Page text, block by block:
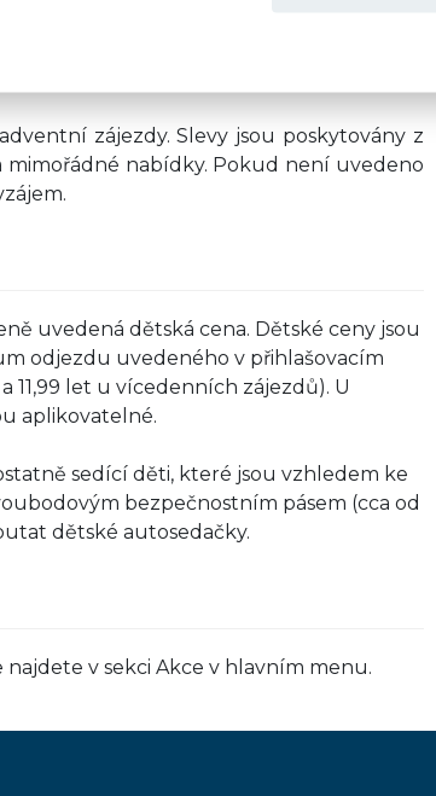
ceny. Zbylých 50% je pak nutno uhradit
zájezdy. Slevy jsou poskytovány z
mimořádné nabídky. Pokud není uvedeno
uvedená dětská cena. Dětské ceny jsou
odjezdu uvedeného v přihlašovacím
11,99 let u vícedenních zájezdů). U
aplikovatelné.
sedící děti, které jsou vzhledem ke
bezpečnostním pásem (cca od
dětské autosedačky.
v sekci Akce v hlavním menu.